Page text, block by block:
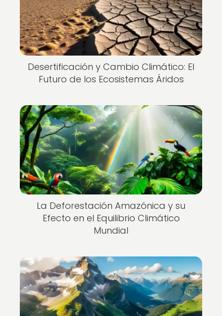
Desertificación y Cambio Climático: El
Futuro de los Ecosistemas Áridos
La Deforestación Amazónica y su
Efecto en el Equilibrio Climático
Mundial